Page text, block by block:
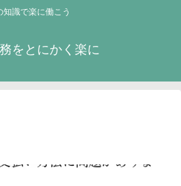
知識で楽に働こう
をとにかく楽に